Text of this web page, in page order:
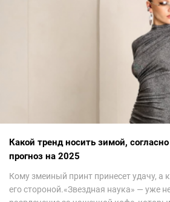
Какой тренд носить зимой,
прогноз на 2025
Кому змеиный принт принесет удачу, а
его стороной.«Звездная наука» — уже